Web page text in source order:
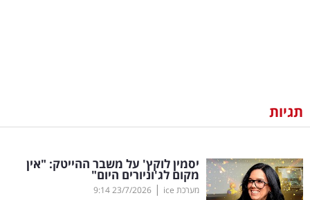
וצרכנות
דיגיטל
וטק
תגיות
יסמין לוקץ' על משבר ההייטק: "אין
מקום לג'וניורים היום"
מערכת ice |
23/7/2026
9:14